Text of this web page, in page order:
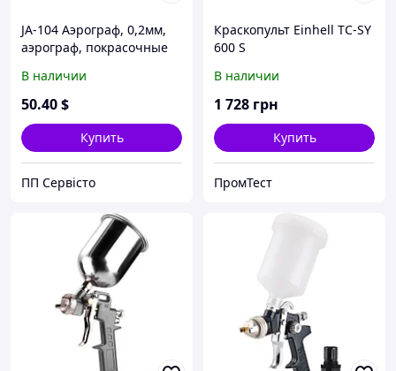
JA-104 Аэрограф, 0,2мм,
аэрограф, покрасочные
пистолеты, краскопульт
В наличии
50.40$
Купить
ПП Сервісто
Краскопульт Einhell TC-SY
600 S
В наличии
1 728 грн
Купить
ПромТест